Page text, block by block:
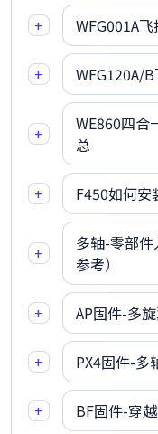
+ WFG001A
+ WFG120A/
+
WE860四合
总
+ F450如何安
+
多轴-零部
参考）
+ AP固件-多
+ PX4固件-多
+ BF固件-穿